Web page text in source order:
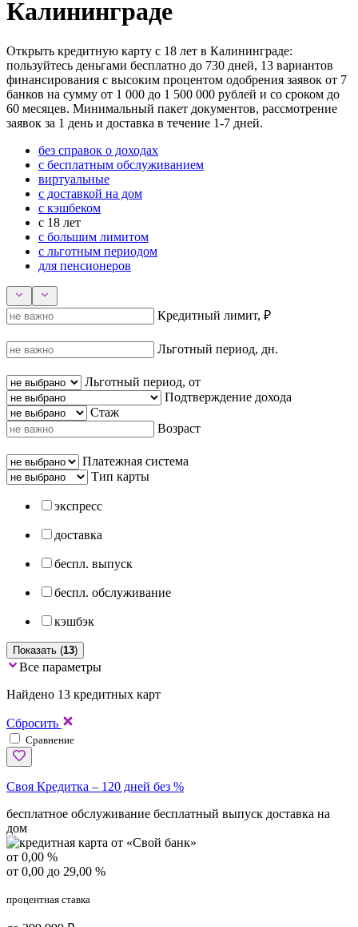
Калининграде
Открыть кредитную карту с 18 лет в Калининграде:
пользуйтесь деньгами бесплатно до 730 дней, 13 вариантов
финансирования с высоким процентом одобрения заявок от 7
банков на сумму от 1 000 до 1 500 000 рублей и со сроком до
60 месяцев. Минимальный пакет документов, рассмотрение
заявок за 1 день и доставка в течение 1-7 дней.
без справок о доходах
с бесплатным обслуживанием
виртуальные
с доставкой на дом
с кэшбеком
с 18 лет
с большим лимитом
с льготным периодом
для пенсионеров
Кредитный лимит, ₽
Льготный период, дн.
Льготный период, от
Подтверждение дохода
Стаж
Возраст
Платежная система
Тип карты
экспресс
доставка
беспл. выпуск
беспл. обслуживание
кэшбэк
Показать (13)
Все параметры
Найдено 13 кредитных карт
Сбросить
Сравнение
Своя Кредитка – 120 дней без %
бесплатное обслуживание бесплатный выпуск доставка на
дом
от 0,00 %
от 0,00 до 29,00 %
процентная ставка